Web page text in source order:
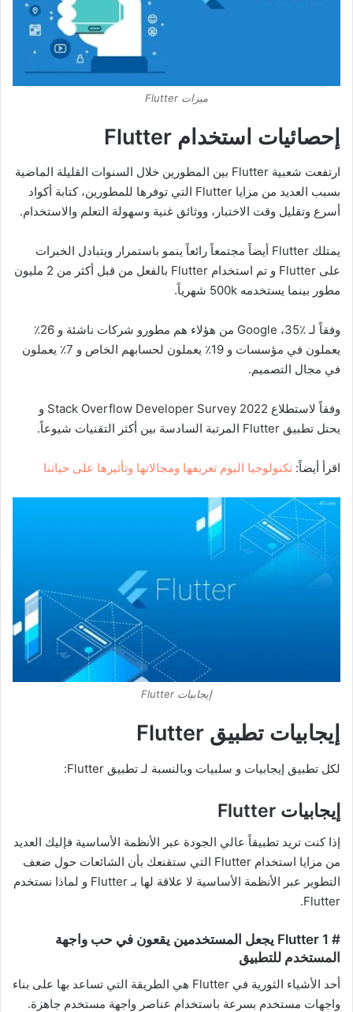
ميزات Flutter
إحصائيات استخدام Flutter
ارتفعت شعبية Flutter بين المطورين خلال السنوات القليلة الماضية
بسبب العديد من مزايا Flutter التي توفرها للمطورين، كتابة أكواد
أسرع وتقليل وقت الاختبار، ووثائق غنية وسهولة التعلم والاستخدام.
يمتلك Flutter أيضاً مجتمعاً رائعاً ينمو باستمرار ويتبادل الخبرات
على Flutter و تم استخدام Flutter بالفعل من قبل أكثر من 2 مليون
مطور بينما يستخدمه 500k شهرياً.
وفقاً لـ Google ،35٪ من هؤلاء هم مطورو شركات ناشئة و 26٪
يعملون في مؤسسات و 19٪ يعملون لحسابهم الخاص و 7٪ يعملون
في مجال التصميم.
وفقاً لاستطلاع Stack Overflow Developer Survey 2022 و
يحتل تطبيق Flutter المرتبة السادسة بين أكثر التقنيات شيوعاً.
اقرأ أيضاً: تكنولوجيا اليوم تعريفها ومجالاتها وتأثيرها على حياتنا
إيجابيات Flutter
إيجابيات تطبيق Flutter
لكل تطبيق إيجابيات و سلبيات وبالنسبة لـ تطبيق Flutter:
إيجابيات Flutter
إذا كنت تريد تطبيقاً عالي الجودة عبر الأنظمة الأساسية فإليك العديد
من مزايا استخدام Flutter التي ستقنعك بأن الشائعات حول ضعف
التطوير عبر الأنظمة الأساسية لا علاقة لها بـ Flutter و لماذا نستخدم
Flutter.
# 1 Flutter يجعل المستخدمين يقعون في حب واجهة
المستخدم للتطبيق
أحد الأشياء الثورية في Flutter هي الطريقة التي تساعد بها على بناء
واجهات مستخدم بسرعة باستخدام عناصر واجهة مستخدم جاهزة.